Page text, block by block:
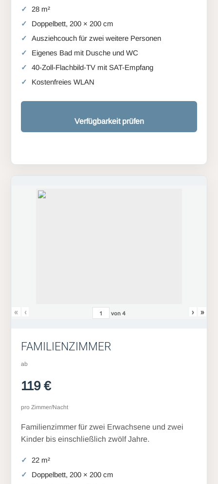
28 m²
Doppelbett, 200 × 200 cm
Ausziehcouch für zwei weitere Personen
Eigenes Bad mit Dusche und WC
40-Zoll-Flachbild-TV mit SAT-Empfang
Kostenfreies WLAN
Verfügbarkeit prüfen
« ‹ von4 › »
FAMILIENZIMMER
ab
119 €
pro Zimmer/Nacht
Familienzimmer für zwei Erwachsene und zwei
Kinder bis einschließlich zwölf Jahre.
22 m²
Doppelbett, 200 × 200 cm